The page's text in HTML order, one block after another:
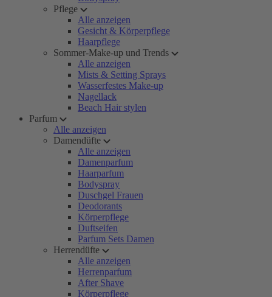
Pflege
Alle anzeigen
Gesicht & Körperpflege
Haarpflege
Sommer-Make-up und Trends
Alle anzeigen
Mists & Setting Sprays
Wasserfestes Make-up
Nagellack
Beach Hair stylen
Parfum
Alle anzeigen
Damendüfte
Alle anzeigen
Damenparfum
Haarparfum
Bodyspray
Duschgel Frauen
Deodorants
Körperpflege
Duftseifen
Parfum Sets Damen
Herrendüfte
Alle anzeigen
Herrenparfum
After Shave
Körperpflege